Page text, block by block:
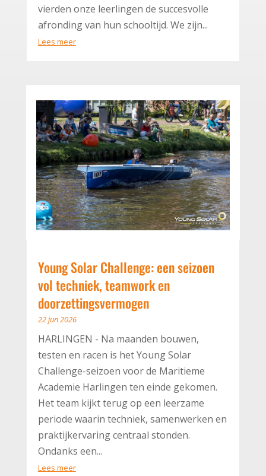
vierden onze leerlingen de succesvolle
afronding van hun schooltijd. We zijn...
Lees meer
Young Solar Challenge: een seizoen
vol techniek, teamwork en
doorzettingsvermogen
22 jun 2026
HARLINGEN - Na maanden bouwen,
testen en racen is het Young Solar
Challenge-seizoen voor de Maritieme
Academie Harlingen ten einde gekomen.
Het team kijkt terug op een leerzame
periode waarin techniek, samenwerken en
praktijkervaring centraal stonden.
Ondanks een...
Lees meer